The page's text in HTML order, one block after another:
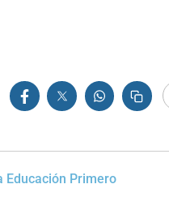
Educación Primero